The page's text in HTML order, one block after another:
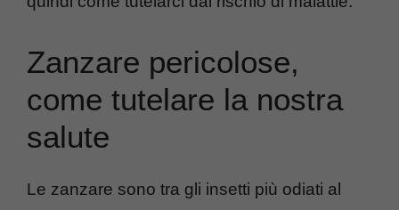
Zanzare pericolose,
come tutelare la nostra
salute
Le zanzare sono tra gli insetti più odiati al